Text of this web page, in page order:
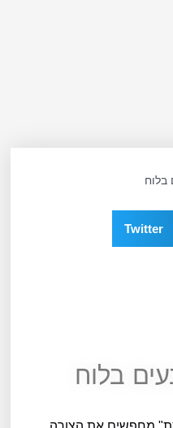
בלוח
Twitter
בלוח